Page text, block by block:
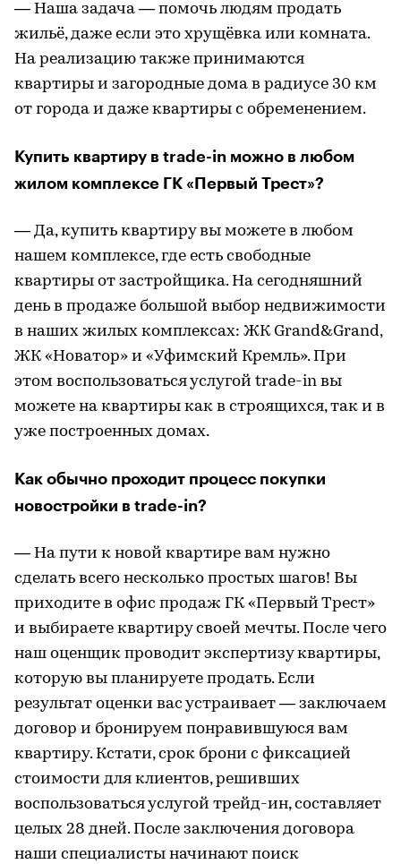
— Наша задача — помочь людям продать
жильё, даже если это хрущёвка или комната.
На реализацию также принимаются
квартиры и загородные дома в радиусе 30 км
от города и даже квартиры с обременением.
Купить квартиру в trade-in можно в любом
жилом комплексе ГК «Первый Трест»?
— Да, купить квартиру вы можете в любом
нашем комплексе, где есть свободные
квартиры от застройщика. На сегодняшний
день в продаже большой выбор недвижимости
в наших жилых комплексах: ЖК Grand&Grand,
ЖК «Новатор» и «Уфимский Кремль». При
этом воспользоваться услугой trade-in вы
можете на квартиры как в строящихся, так и в
уже построенных домах.
Как обычно проходит процесс покупки
новостройки в trade-in?
— На пути к новой квартире вам нужно
сделать всего несколько простых шагов! Вы
приходите в офис продаж ГК «Первый Трест»
и выбираете квартиру своей мечты. После чего
наш оценщик проводит экспертизу квартиры,
которую вы планируете продать. Если
результат оценки вас устраивает — заключаем
договор и бронируем понравившуюся вам
квартиру. Кстати, срок брони с фиксацией
стоимости для клиентов, решивших
воспользоваться услугой трейд-ин, составляет
целых 28 дней. После заключения договора
наши специалисты начинают поиск